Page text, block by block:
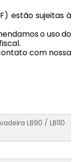
estão sujeitas à
o uso do
com nossa
LB90 / LB110